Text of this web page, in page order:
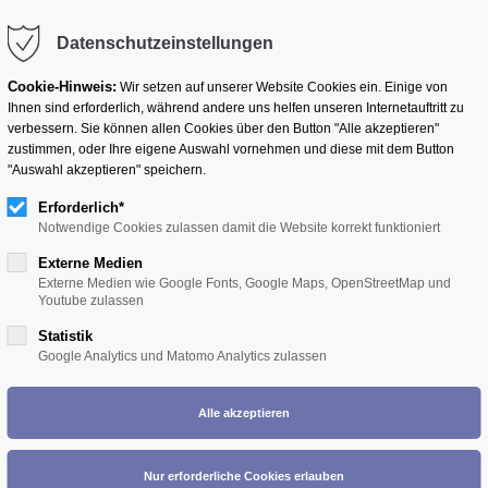
BERUFSPOLITIK AUSBILDUNG MARKETING
mit ZTM Reinhold
/ Fortgeschrittene / Reparaturen / Kalkulation)
Datenschutzeinstellungen
Cookie-Hinweis: Wir setzen auf unserer Website Cookies ein. Einige von
Ihnen sind erforderlich, während andere uns helfen unseren Internetauftritt zu
verbessern. Sie können allen Cookies über den Button "Alle akzeptieren"
zustimmen, oder Ihre eigene Auswahl vornehmen und diese mit dem Button
"Auswahl akzeptieren" speichern.
Erforderlich*
Notwendige Cookies zulassen damit die Website korrekt funktioniert
Externe Medien
Externe Medien wie Google Fonts, Google Maps, OpenStreetMap und
Youtube zulassen
Statistik
Google Analytics und Matomo Analytics zulassen